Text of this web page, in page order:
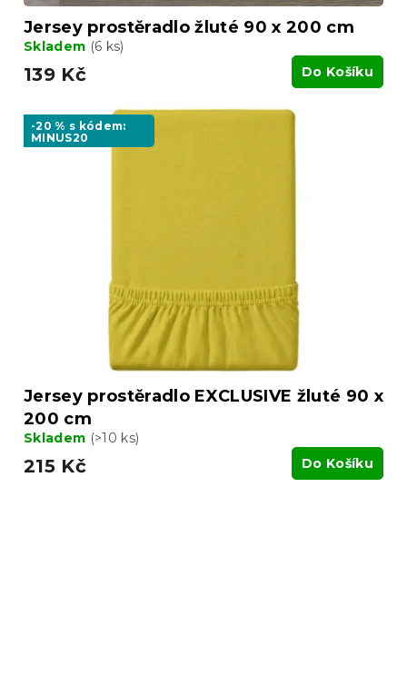
Jersey prostěradlo žluté 90 x 200 cm
Skladem (6 ks)
139 Kč Do Košíku
-20 % s kódem:
MINUS20
Jersey prostěradlo EXCLUSIVE žluté 90 x
200 cm
Skladem (>10 ks)
215 Kč Do Košíku